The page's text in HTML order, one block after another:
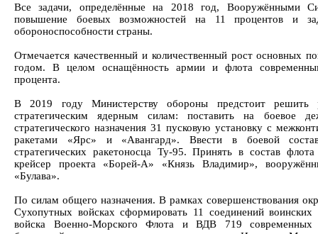
Все задачи, определённые на 2018 год, Вооружёнными
повышение боевых возможностей на 11 процентов и
обороноспособности страны.
Отмечается качественный и количественный рост основных
годом. В целом оснащённость армии и флота
процента.
В 2019 году Министерству обороны предстоит решить
стратегическим ядерным силам: поставить на боевое
стратегического назначения 31 пусковую установку с
ракетами «Ярс» и «Авангард». Ввести в боевой
стратегических ракетоносца Ту-95. Принять в состав
крейсер проекта «Борей-А» «Князь Владимир»,
«Булава».
По силам общего назначения. В рамках совершенствования
Сухопутных войсках сформировать 11 соединений воинских
войска Военно-Морского Флота и ВДВ 719